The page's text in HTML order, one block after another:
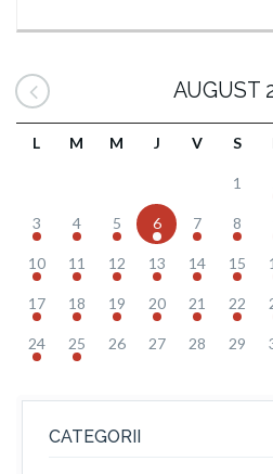
AUGUST
L M M J V S
1
3 4 5 6 7 8
10 11 12 13 14 15
17 18 19 20 21 22
24 25 26 27 28 29
CATEGORII